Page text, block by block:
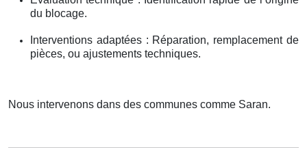
du blocage.
Interventions adaptées : Réparation, remplacement de
pièces, ou ajustements techniques.
Nous intervenons dans des communes comme Saran.